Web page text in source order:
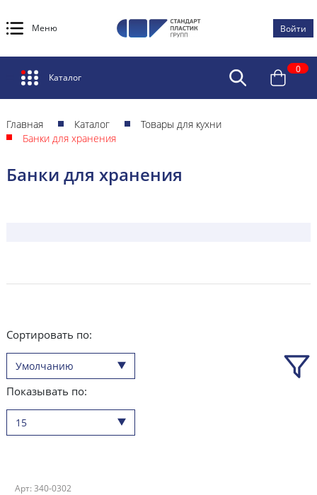
Меню Войти
Каталог
0
Главная Каталог
Товары для кухни
Банки для хранения
Банки для хранения
Сортировать по:
Умолчанию
Показывать по:
15
Арт: 340-0302